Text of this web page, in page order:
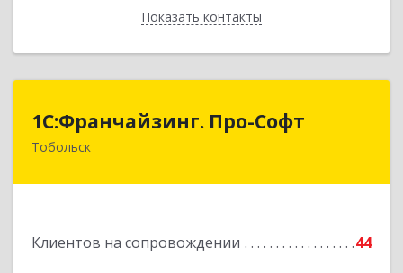
Показать контакты
Назад
1С:Франчайзинг. Про-Софт
Тобольск
Клиентов на сопровождении 44
1С:Франчайзинг. Про-Софт
626150, Тюменская обл, Тобольск г, Малая